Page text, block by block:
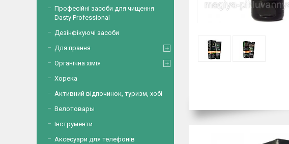
Професійні засоби для чищення
Dasty Professional
Дезінфікуючі засоби
Для прання
Органічна хімія
Хорека
Активний відпочинок, туризм, хобі
Велотовары
Інструменти
Аксесуари для телефонів